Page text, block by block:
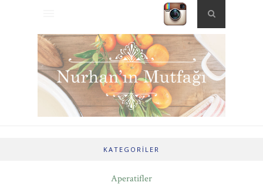
KATEGORILER
Aperatifler